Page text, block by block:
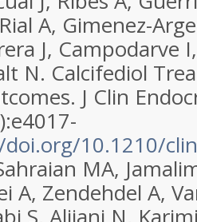
A, Gimenez-
J, Campodarve
N. Calcifediol
J Clin
10.1210/
MA,
A, Zendehdel A,